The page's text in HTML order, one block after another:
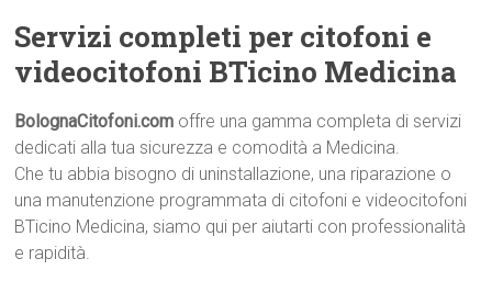
Servizi completi per citofoni e
videocitofoni BTicino Medicina
BolognaCitofoni.com offre una gamma completa di servizi
dedicati alla tua sicurezza e comodità a Medicina.
Che tu abbia bisogno di uninstallazione, una riparazione o
una manutenzione programmata di citofoni e videocitofoni
BTicino Medicina, siamo qui per aiutarti con professionalità
e rapidità.